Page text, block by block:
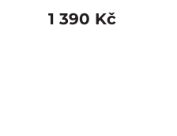
1 390 Kč